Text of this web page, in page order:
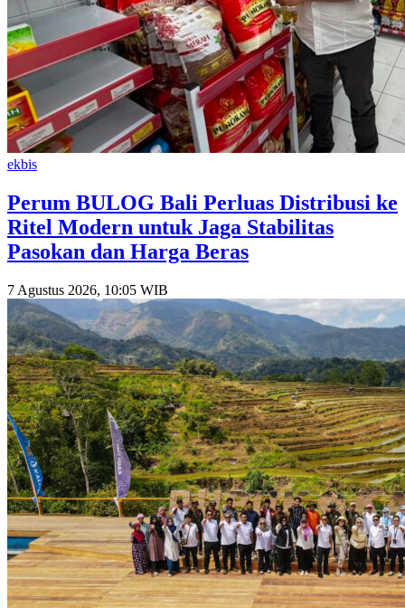
ekbis
Perum BULOG Bali Perluas Distribusi ke
Ritel Modern untuk Jaga Stabilitas
Pasokan dan Harga Beras
7 Agustus 2026, 10:05 WIB